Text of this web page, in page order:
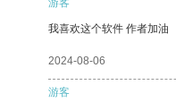
游客
我喜欢这个软件 作者加油
2024-08-06
游客